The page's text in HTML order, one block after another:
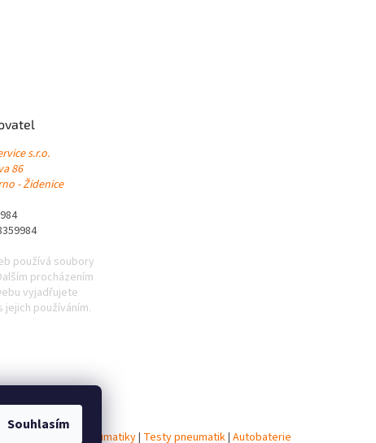
Souhlasím
s.r.o.
86
- Židenice
používá soubory
procházením
vyjadřujete
jejich používáním.
Celoroční pneumatiky| Testy pneumatik| Autobaterie